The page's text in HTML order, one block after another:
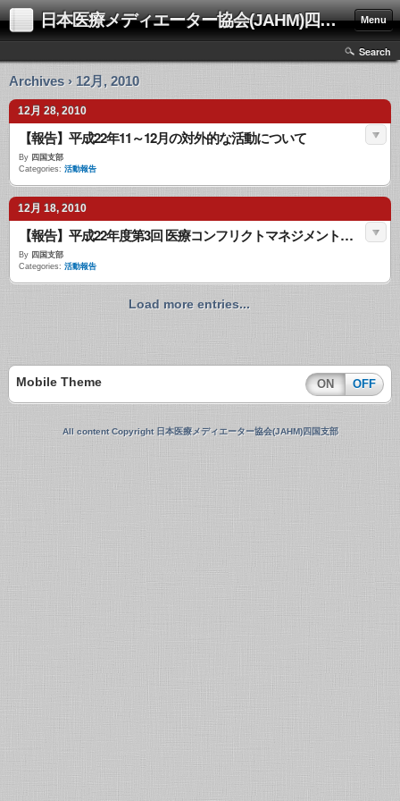
日本医療メディエーター協会(JAHM)四国支部 Menu
Search
Archives › 12月, 2010
12月 28, 2010
【報告】平成22年11～12月の対外的な活動について
By 四国支部
Categories: 活動報告
12月 18, 2010
【報告】平成22年度第3回 医療コンフリクトマネジメント研修会報告
By 四国支部
Categories: 活動報告
Load more entries...
Mobile Theme ON OFF
All content Copyright 日本医療メディエーター協会(JAHM)四国支部